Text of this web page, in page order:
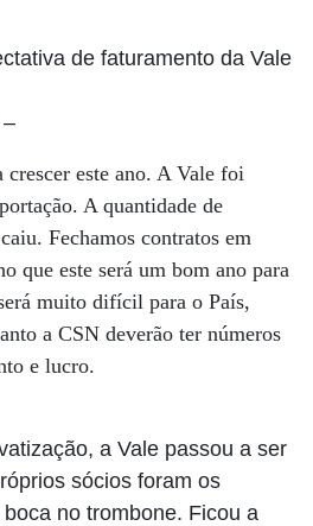
de faturamento da Vale
–
crescer este ano. A Vale foi
A quantidade de
Fechamos contratos em
que este será um bom ano para
muito difícil para o País,
a CSN deverão ter números
e lucro.
a Vale passou a ser
sócios foram os
no trombone. Ficou a